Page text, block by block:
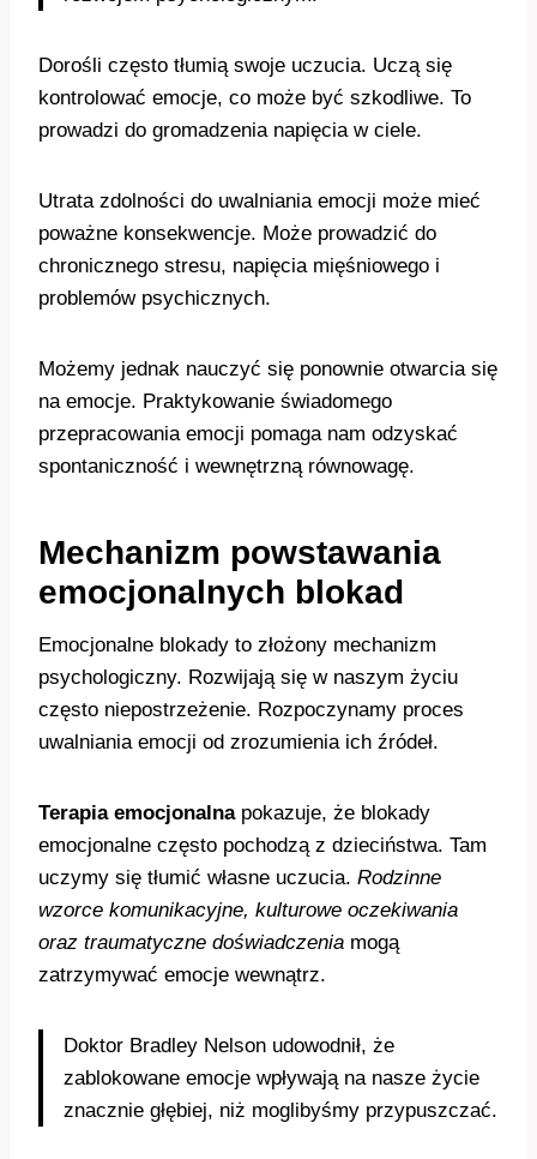
Dorośli często tłumią swoje uczucia. Uczą się
kontrolować emocje, co może być szkodliwe. To
prowadzi do gromadzenia napięcia w ciele.
Utrata zdolności do uwalniania emocji może mieć
poważne konsekwencje. Może prowadzić do
chronicznego stresu, napięcia mięśniowego i
problemów psychicznych.
Możemy jednak nauczyć się ponownie otwarcia się
na emocje. Praktykowanie świadomego
przepracowania emocji pomaga nam odzyskać
spontaniczność i wewnętrzną równowagę.
Mechanizm powstawania
emocjonalnych blokad
Emocjonalne blokady to złożony mechanizm
psychologiczny. Rozwijają się w naszym życiu
często niepostrzeżenie. Rozpoczynamy proces
uwalniania emocji od zrozumienia ich źródeł.
Terapia emocjonalnapokazuje, że blokady
emocjonalne często pochodzą z dzieciństwa. Tam
uczymy się tłumić własne uczucia. Rodzinne
wzorce komunikacyjne, kulturowe oczekiwania
oraz traumatyczne doświadczenia mogą
zatrzymywać emocje wewnątrz.
Doktor Bradley Nelson udowodnił, że
zablokowane emocje wpływają na nasze życie
znacznie głębiej, niż moglibyśmy przypuszczać.